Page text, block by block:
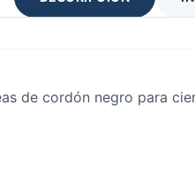
de cordón negro para